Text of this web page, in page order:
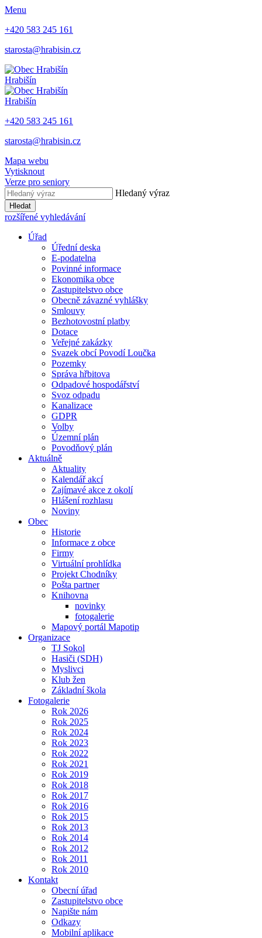
Menu
+420 583 245 161
starosta@hrabisin.cz
Hrabišín
Hrabišín
+420 583 245 161
starosta@hrabisin.cz
Mapa webu
Vytisknout
Verze pro seniory
Hledaný výraz
Hledat
rozšířené vyhledávání
Úřad
Úřední deska
E-podatelna
Povinné informace
Ekonomika obce
Zastupitelstvo obce
Obecně závazné vyhlášky
Smlouvy
Bezhotovostní platby
Dotace
Veřejné zakázky
Svazek obcí Povodí Loučka
Pozemky
Správa hřbitova
Odpadové hospodářství
Svoz odpadu
Kanalizace
GDPR
Volby
Územní plán
Povodňový plán
Aktuálně
Aktuality
Kalendář akcí
Zajímavé akce z okolí
Hlášení rozhlasu
Noviny
Obec
Historie
Informace z obce
Firmy
Virtuální prohlídka
Projekt Chodníky
Pošta partner
Knihovna
novinky
fotogalerie
Mapový portál Mapotip
Organizace
TJ Sokol
Hasiči (SDH)
Myslivci
Klub žen
Základní škola
Fotogalerie
Rok 2026
Rok 2025
Rok 2024
Rok 2023
Rok 2022
Rok 2021
Rok 2019
Rok 2018
Rok 2017
Rok 2016
Rok 2015
Rok 2013
Rok 2014
Rok 2012
Rok 2011
Rok 2010
Kontakt
Obecní úřad
Zastupitelstvo obce
Napište nám
Odkazy
Mobilní aplikace